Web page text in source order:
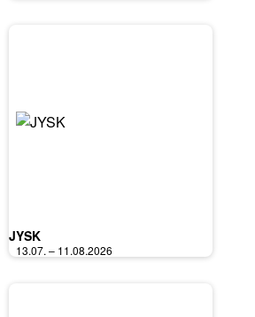
JYSK
13.07. – 11.08.2026